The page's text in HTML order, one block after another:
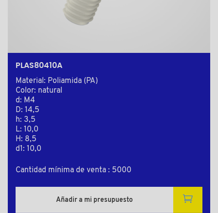
PLAS80410A
Material: Poliamida (PA)
Color: natural
d: M4
D: 14,5
h: 3,5
L: 10,0
H: 8,5
d1: 10,0
Cantidad mínima de venta : 5000
Añadir a mi presupuesto